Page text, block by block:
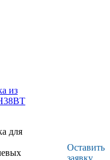
никелевых сплавов,
до 900 ᵒС
из
для
Оставить
заявку